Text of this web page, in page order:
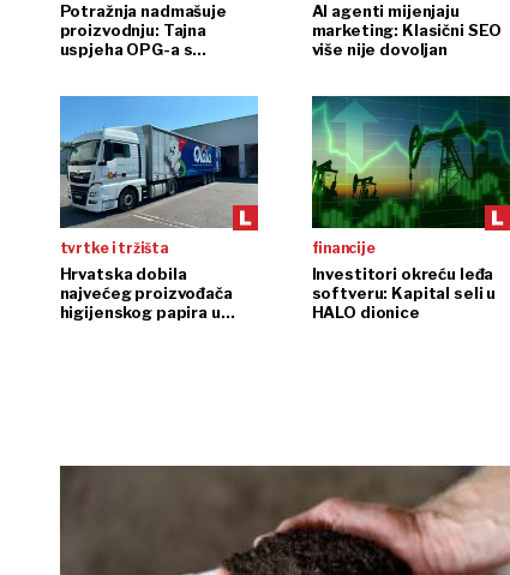
Potražnja nadmašuje
proizvodnju: Tajna
uspjeha OPG-a s
AI agenti mijenjaju
marketing: Klasični SEO
više nije dovoljan
tvrtke i tržišta
Hrvatska dobila
najvećeg proizvođača
higijenskog papira u
financije
Investitori okreću leđa
softveru: Kapital seli u
HALO dionice